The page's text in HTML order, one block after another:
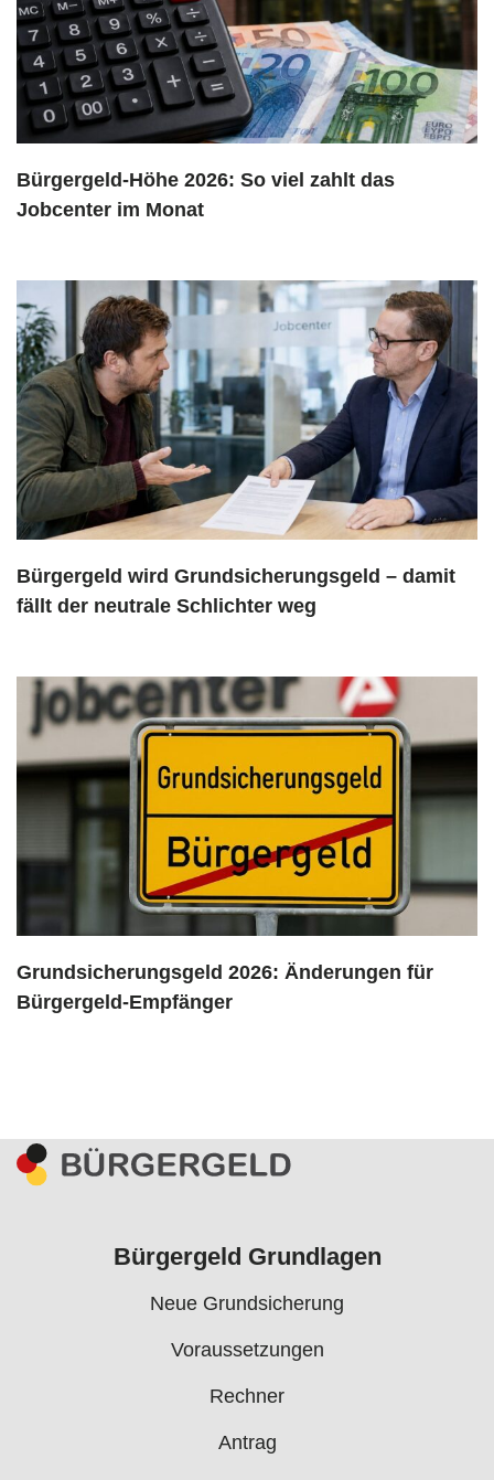
Bürgergeld-Höhe 2026: So viel zahlt das
Jobcenter im Monat
Bürgergeld wird Grundsicherungsgeld – damit
fällt der neutrale Schlichter weg
Grundsicherungsgeld 2026: Änderungen für
Bürgergeld-Empfänger
Bürgergeld Grundlagen
Neue Grundsicherung
Voraussetzungen
Rechner
Antrag